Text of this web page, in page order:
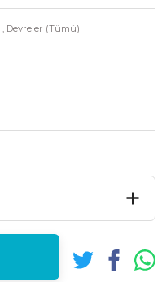
, Devreler (Tümü)